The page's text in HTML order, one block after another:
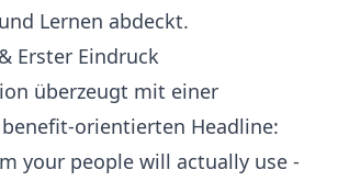
Lernen abdeckt.
Erster Eindruck
überzeugt mit einer
orientierten Headline:
your people will actually use -